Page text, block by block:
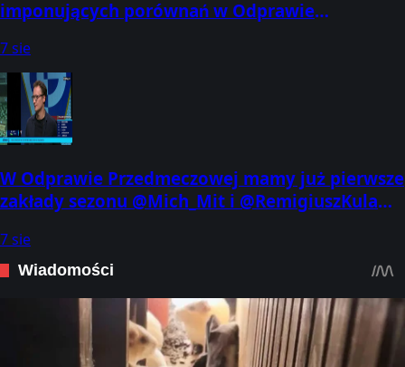
imponujących porównań w Odprawie
7 sie
W Odprawie Przedmeczowej mamy już pierwsze
zakłady sezonu @Mich_Mit i @RemigiuszKula
7 sie